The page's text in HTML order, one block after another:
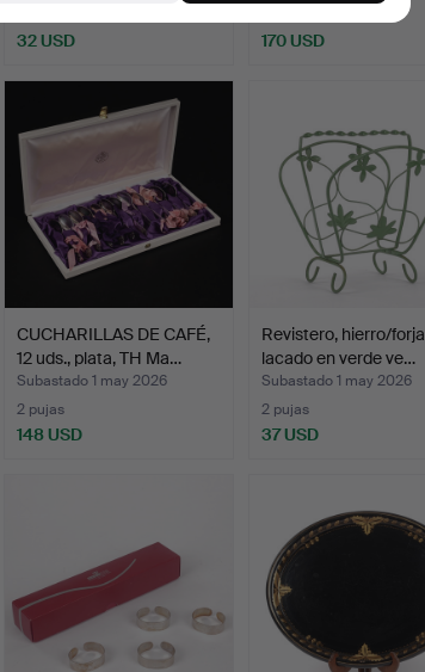
32 USD 170 USD
CUCHARILLAS DE CAFÉ,
12 uds., plata, TH Ma…
Subastado 1 may 2026
2 pujas
148 USD
Revistero, hierro/forja
lacado en verde ve…
Subastado 1 may 2026
2 pujas
37 USD